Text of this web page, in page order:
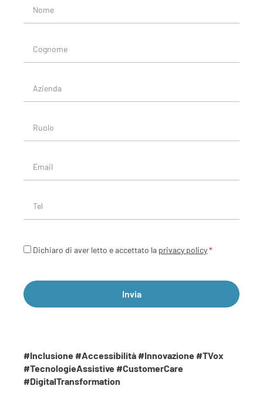
Dichiaro di aver letto e accettato la privacy policy*
Invia
#Inclusione #Accessibilità #Innovazione #TVox
#TecnologieAssistive #CustomerCare
#DigitalTransformation